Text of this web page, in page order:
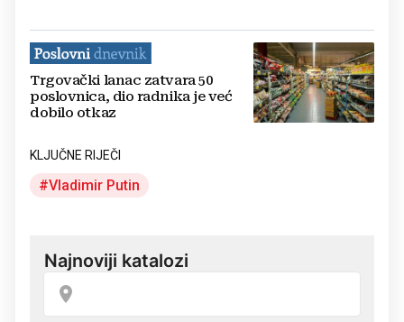
Trgovački lanac zatvara 50
poslovnica, dio radnika je već
dobilo otkaz
KLJUČNE RIJEČI
Vladimir Putin